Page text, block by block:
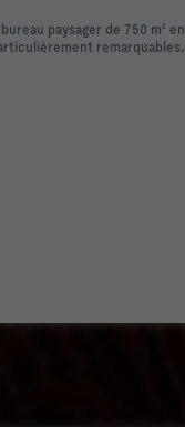
paysager de 750 m² en
remarquables.